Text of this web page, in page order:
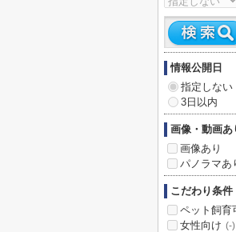
情報公開日
指定しない
3日以内
画像・動画あ
画像あり
パノラマあ
こだわり条件
ペット飼育
女性向け (-)